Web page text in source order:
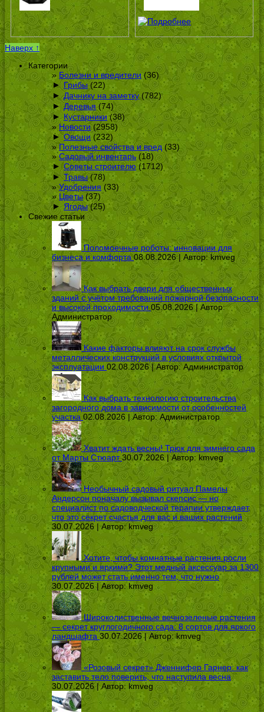
Наверх ↑
Категории
Болезни и вредители(36)
► Грибы(22)
► Дачнику на заметку(782)
► Деревья (74)
► Кустарники(38)
Новости(2958)
► Овощи(232)
Полезные свойства и вред(33)
Садовый инвентарь (18)
► Советы строителю (1712)
► Травы(78)
Удобрения (33)
Цветы(37)
► Ягоды(25)
Свежие статьи
Поломоечные роботы: инновации для
бизнеса и комфорта 08.08.2026 | Автор:kmveg
Как выбрать двери для общественных
зданий с учётом требований пожарной безопасности
и высокой проходимости 05.08.2026 | Автор:
Администратор
Какие факторы влияют на срок службы
металлических конструкций в условиях открытой
эксплуатации 02.08.2026 | Автор:Администратор
Как выбрать технологию строительства
загородного дома в зависимости от особенностей
участка 02.08.2026 | Автор: Администратор
Хватит ждать весны! Трюк для зимнего сада
от Марты Стюарт 30.07.2026 | Автор: kmveg
Необычный садовый ритуал Памелы
Андерсон поначалу вызывал скепсис — но
специалист по садоводческой терапии утверждает,
что это секрет счастья для вас и ваших растений
30.07.2026 | Автор:kmveg
Хотите, чтобы комнатные растения росли
крупными и яркими? Этот медный аксессуар за 1300
рублей может стать именно тем, что нужно
30.07.2026 | Автор: kmveg
Широколиственные вечнозеленые растения
— секрет круглогодичного сада: 8 сортов для яркого
ландшафта 30.07.2026 | Автор:kmveg
«Розовый секрет» Дженнифер Гарнер: как
заставить тело поверить, что наступила весна
30.07.2026 | Автор: kmveg